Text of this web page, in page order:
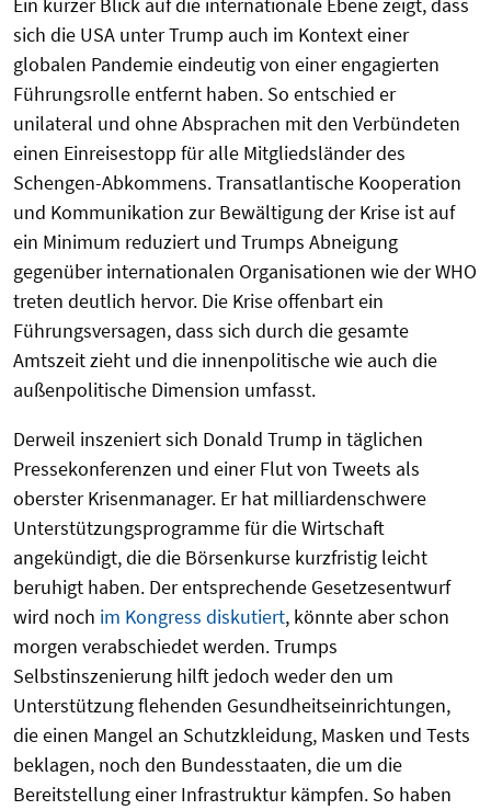
Ein kurzer Blick auf die internationale Ebene zeigt, dass
sich die USA unter Trump auch im Kontext einer
globalen Pandemie eindeutig von einer engagierten
Führungsrolle entfernt haben. So entschied er
unilateral und ohne Absprachen mit den Verbündeten
einen Einreisestopp für alle Mitgliedsländer des
Schengen-Abkommens. Transatlantische Kooperation
und Kommunikation zur Bewältigung der Krise ist auf
ein Minimum reduziert und Trumps Abneigung
gegenüber internationalen Organisationen wie der WHO
treten deutlich hervor. Die Krise offenbart ein
Führungsversagen, dass sich durch die gesamte
Amtszeit zieht und die innenpolitische wie auch die
außenpolitische Dimension umfasst.
Derweil inszeniert sich Donald Trump in täglichen
Pressekonferenzen und einer Flut von Tweets als
oberster Krisenmanager. Er hat milliardenschwere
Unterstützungsprogramme für die Wirtschaft
angekündigt, die die Börsenkurse kurzfristig leicht
beruhigt haben. Der entsprechende Gesetzesentwurf
wird noch im Kongress diskutiert, könnte aber schon
morgen verabschiedet werden. Trumps
Selbstinszenierung hilft jedoch weder den um
Unterstützung flehenden Gesundheitseinrichtungen,
die einen Mangel an Schutzkleidung, Masken und Tests
beklagen, noch den Bundesstaaten, die um die
Bereitstellung einer Infrastruktur kämpfen. So haben